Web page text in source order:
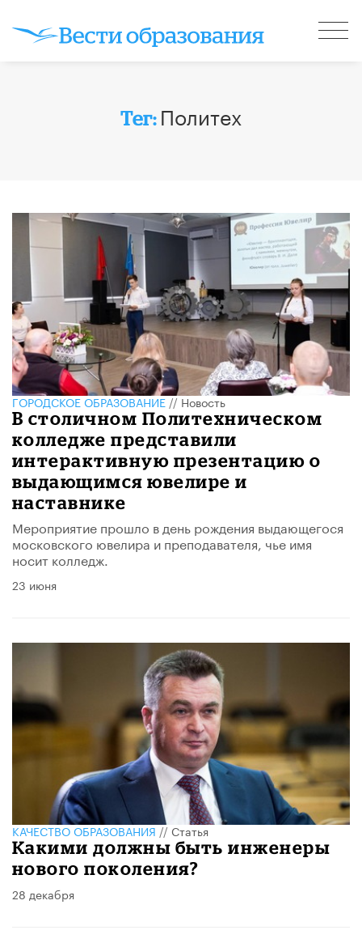
Тег: Политех
ГОРОДСКОЕ ОБРАЗОВАНИЕ//Новость
В столичном Политехническом
колледже представили
интерактивную презентацию о
выдающимся ювелире и
наставнике
Мероприятие прошло в день рождения выдающегося
московского ювелира и преподавателя, чье имя
носит колледж.
23 июня
КАЧЕСТВО ОБРАЗОВАНИЯ//Статья
Какими должны быть инженеры
нового поколения?
28 декабря